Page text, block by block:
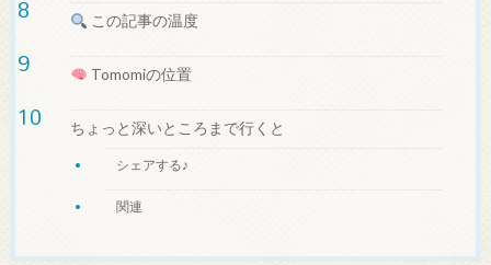
この記事の温度
Tomomiの位置
ちょっと深いところまで行くと
シェアする♪
関連